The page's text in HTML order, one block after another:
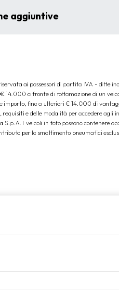
aggiuntive
ai possessori di partita IVA - ditte
14.000 a fronte di rottamazione di un
importo, fino a ulteriori € 14.000 di
e delle modalità per accedere
I veicoli in foto possono contenere
per lo smaltimento pneumatici